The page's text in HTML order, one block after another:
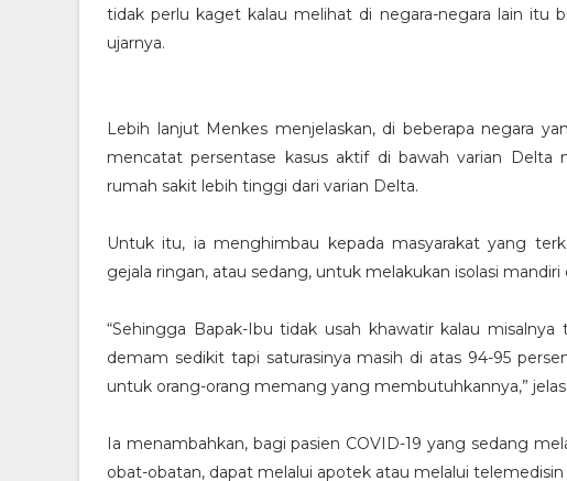
tidak perlu kaget kalau melihat di negara-negara lain itu
ujarnya.
Lebih lanjut Menkes menjelaskan, di beberapa negara
mencatat persentase kasus aktif di bawah varian Delta
rumah sakit lebih tinggi dari varian Delta.
Untuk itu, ia menghimbau kepada masyarakat yang
gejala ringan, atau sedang, untuk melakukan isolasi mandiri
“Sehingga Bapak-Ibu tidak usah khawatir kalau
demam sedikit tapi saturasinya masih di atas 94-95
untuk orang-orang memang yang membutuhkannya,”
Ia menambahkan, bagi pasien COVID-19 yang sedang
obat-obatan, dapat melalui apotek atau melalui telemedisin